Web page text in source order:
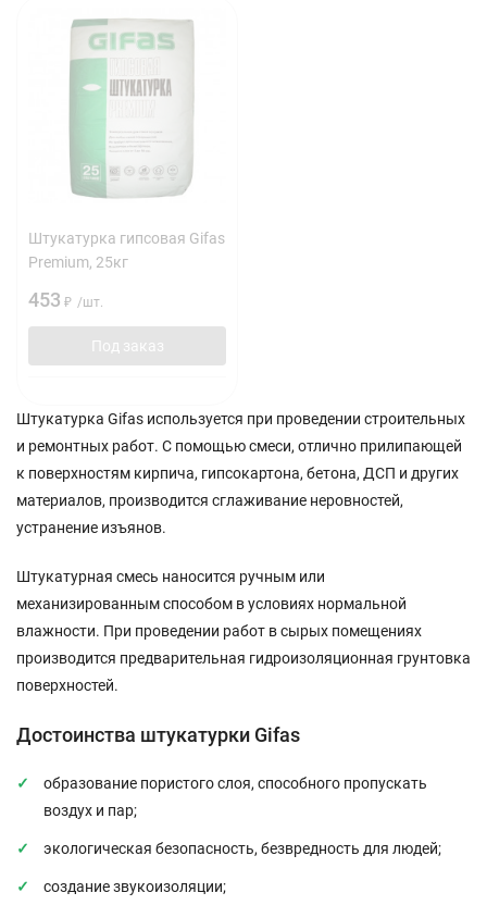
Штукатурка гипсовая Gifas
Premium, 25кг
453 ₽ /шт.
Под заказ
Штукатурка Gifas используется при проведении строительных
и ремонтных работ. С помощью смеси, отлично прилипающей
к поверхностям кирпича, гипсокартона, бетона, ДСП и других
материалов, производится сглаживание неровностей,
устранение изъянов.
Штукатурная смесь наносится ручным или
механизированным способом в условиях нормальной
влажности. При проведении работ в сырых помещениях
производится предварительная гидроизоляционная грунтовка
поверхностей.
Достоинства штукатурки Gifas
образование пористого слоя, способного пропускать
воздух и пар;
экологическая безопасность, безвредность для людей;
создание звукоизоляции;